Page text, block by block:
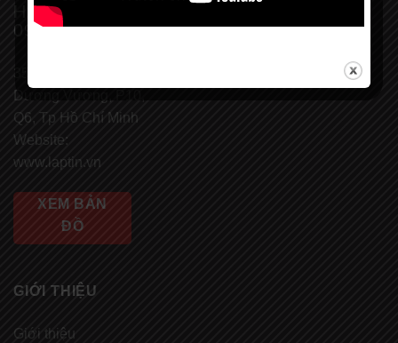
HOTLINE:
0913131368
355A Đường An
Dương Vương, P10,
Q6, Tp Hồ Chí Minh
Website:
www.laptin.vn
XEM BẢN
ĐỒ
GIỚI THIỆU
Giới thiệu